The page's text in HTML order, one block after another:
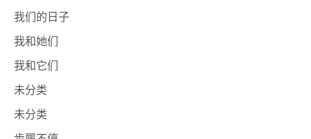
我们的日子
我和她们
我和它们
未分类
未分类